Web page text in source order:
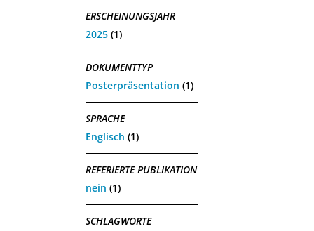
ERSCHEINUNGSJAHR
2025 (1)
DOKUMENTTYP
Posterpräsentation (1)
SPRACHE
Englisch (1)
REFERIERTE PUBLIKATION
nein (1)
SCHLAGWORTE